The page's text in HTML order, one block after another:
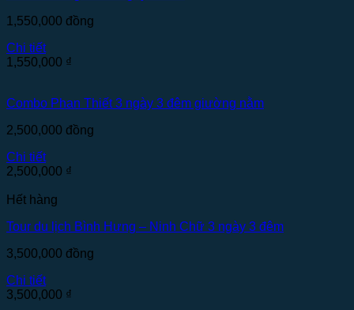
1,550,000 đồng
Chi tiết
1,550,000 ₫
Combo Phan Thiết 3 ngày 3 đêm giường nằm
2,500,000 đồng
Chi tiết
2,500,000 ₫
Hết hàng
Tour du lịch Bình Hưng – Ninh Chữ 3 ngày 3 đêm
3,500,000 đồng
Chi tiết
3,500,000 ₫